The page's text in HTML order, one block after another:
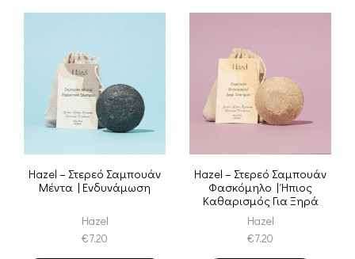
Hazel – Στερεό Σαμπουάν
Μέντα | Ενδυνάμωση
Hazel
€7.20
Hazel – Στερεό Σαμπουάν
Φασκόμηλο | Ήπιος
Καθαρισμός Για Ξηρά
Μαλλιά
Hazel
€7.20